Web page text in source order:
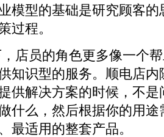
模型的基础是研究顾客
过程。
店员的角色更多像一个
知识型的服务。顺电店
供解决方案的时候，不
什么，然后根据你的用
最适用的整套产品。